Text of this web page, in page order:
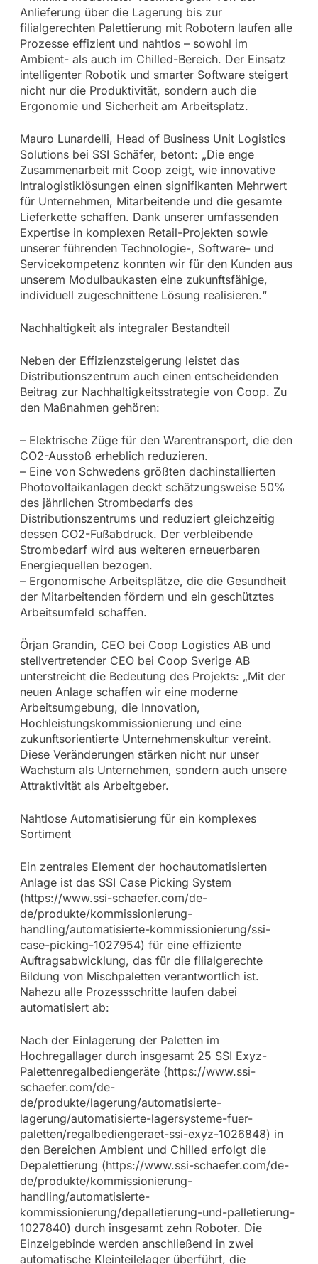
Anlieferung über die Lagerung bis zur
filialgerechten Palettierung mit Robotern laufen alle
Prozesse effizient und nahtlos – sowohl im
Ambient- als auch im Chilled-Bereich. Der Einsatz
intelligenter Robotik und smarter Software steigert
nicht nur die Produktivität, sondern auch die
Ergonomie und Sicherheit am Arbeitsplatz.
Mauro Lunardelli, Head of Business Unit Logistics
Solutions bei SSI Schäfer, betont: „Die enge
Zusammenarbeit mit Coop zeigt, wie innovative
Intralogistiklösungen einen signifikanten Mehrwert
für Unternehmen, Mitarbeitende und die gesamte
Lieferkette schaffen. Dank unserer umfassenden
Expertise in komplexen Retail-Projekten sowie
unserer führenden Technologie-, Software- und
Servicekompetenz konnten wir für den Kunden aus
unserem Modulbaukasten eine zukunftsfähige,
individuell zugeschnittene Lösung realisieren.“
Nachhaltigkeit als integraler Bestandteil
Neben der Effizienzsteigerung leistet das
Distributionszentrum auch einen entscheidenden
Beitrag zur Nachhaltigkeitsstrategie von Coop. Zu
den Maßnahmen gehören:
– Elektrische Züge für den Warentransport, die den
CO2-Ausstoß erheblich reduzieren.
– Eine von Schwedens größten dachinstallierten
Photovoltaikanlagen deckt schätzungsweise 50%
des jährlichen Strombedarfs des
Distributionszentrums und reduziert gleichzeitig
dessen CO2-Fußabdruck. Der verbleibende
Strombedarf wird aus weiteren erneuerbaren
Energiequellen bezogen.
– Ergonomische Arbeitsplätze, die die Gesundheit
der Mitarbeitenden fördern und ein geschütztes
Arbeitsumfeld schaffen.
Örjan Grandin, CEO bei Coop Logistics AB und
stellvertretender CEO bei Coop Sverige AB
unterstreicht die Bedeutung des Projekts: „Mit der
neuen Anlage schaffen wir eine moderne
Arbeitsumgebung, die Innovation,
Hochleistungskommissionierung und eine
zukunftsorientierte Unternehmenskultur vereint.
Diese Veränderungen stärken nicht nur unser
Wachstum als Unternehmen, sondern auch unsere
Attraktivität als Arbeitgeber.
Nahtlose Automatisierung für ein komplexes
Sortiment
Ein zentrales Element der hochautomatisierten
Anlage ist das SSI Case Picking System
(https://www.ssi-schaefer.com/de-
de/produkte/kommissionierung-
handling/automatisierte-kommissionierung/ssi-
case-picking-1027954) für eine effiziente
Auftragsabwicklung, das für die filialgerechte
Bildung von Mischpaletten verantwortlich ist.
Nahezu alle Prozessschritte laufen dabei
automatisiert ab:
Nach der Einlagerung der Paletten im
Hochregallager durch insgesamt 25 SSI Exyz-
Palettenregalbediengeräte (https://www.ssi-
schaefer.com/de-
de/produkte/lagerung/automatisierte-
lagerung/automatisierte-lagersysteme-fuer-
paletten/regalbediengeraet-ssi-exyz-1026848) in
den Bereichen Ambient und Chilled erfolgt die
Depalettierung (https://www.ssi-schaefer.com/de-
de/produkte/kommissionierung-
handling/automatisierte-
kommissionierung/depalletierung-und-palletierung-
1027840) durch insgesamt zehn Roboter. Die
Einzelgebinde werden anschließend in zwei
automatische Kleinteilelager überführt, die